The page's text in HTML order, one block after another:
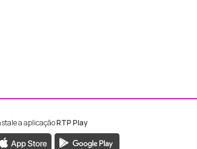
Madeira
RTP Madeira
a aplicaçãoRTP Play